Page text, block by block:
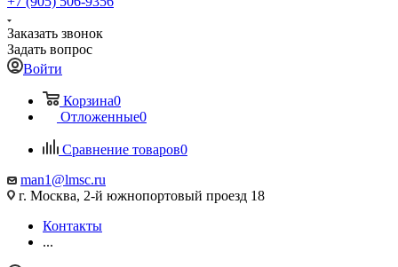
Заказать звонок
Задать вопрос
Войти
Корзина0
Отложенные0
Сравнение товаров0
man1@lmsc.ru
г. Москва, 2-й южнопортовый проезд 18
Контакты
...